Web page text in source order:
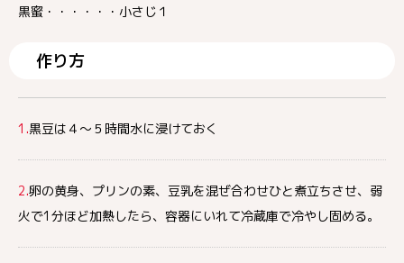
黒蜜・・・・・・小さじ１
作り方
1.黒豆は４～５時間水に浸けておく
2.卵の黄身、プリンの素、豆乳を混ぜ合わせひと煮立ちさせ、弱
火で1分ほど加熱したら、容器にいれて冷蔵庫で冷やし固める。